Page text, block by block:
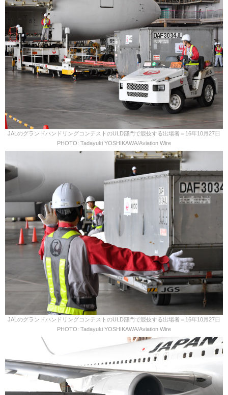
JALのグランドハンドリングコンテストのULD部門で競技する出場者＝16年10月27日
PHOTO: Tadayuki YOSHIKAWA/Aviation Wire
JALのグランドハンドリングコンテストのULD部門で競技する出場者＝16年10月27日
PHOTO: Tadayuki YOSHIKAWA/Aviation Wire